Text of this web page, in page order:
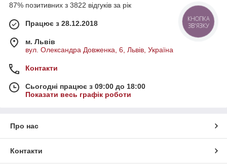
87% позитивних з 3822 відгуків за рік
Працює з 28.12.2018
м. Львів
вул. Олександра Довженка, 6, Львів, Україна
Контакти
Сьогодні працює з 09:00 до 18:00
Показати весь графік роботи
Про нас
Контакти
КНОПКА
ЗВ'ЯЗКУ